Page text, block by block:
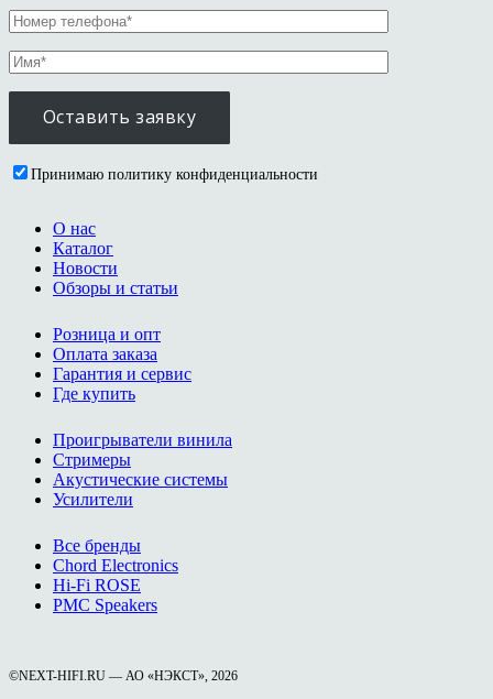
Принимаю политику конфиденциальности
О нас
Каталог
Новости
Обзоры и статьи
Розница и опт
Оплата заказа
Гарантия и сервис
Где купить
Проигрыватели винила
Стримеры
Акустические системы
Усилители
Все бренды
Chord Electronics
Hi-Fi ROSE
PMC Speakers
©NEXT-HIFI.RU — АО «НЭКСТ», 2026